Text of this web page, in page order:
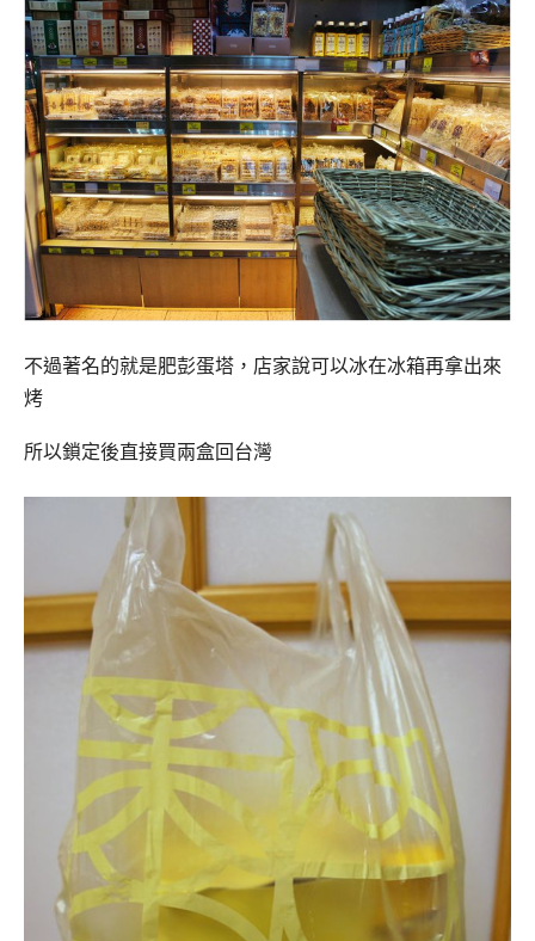
不過著名的就是肥彭蛋塔，店家說可以冰在冰箱再拿出來
烤
所以鎖定後直接買兩盒回台灣